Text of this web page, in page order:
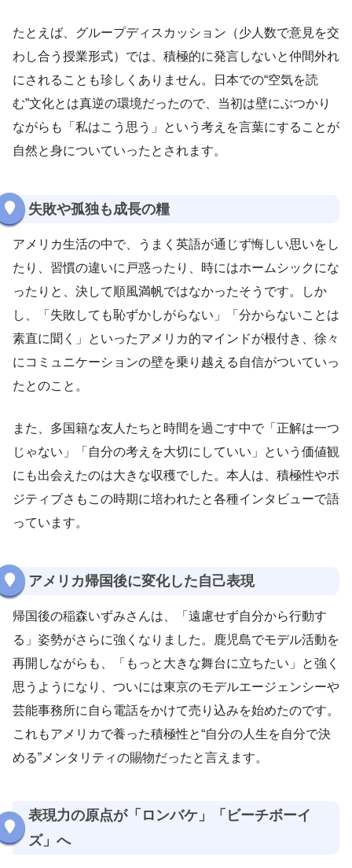
たとえば、グループディスカッション（少人数で意見を交
わし合う授業形式）では、積極的に発言しないと仲間外れ
にされることも珍しくありません。日本での“空気を読
む”文化とは真逆の環境だったので、当初は壁にぶつかり
ながらも「私はこう思う」という考えを言葉にすることが
自然と身についていったとされます。
失敗や孤独も成長の糧
アメリカ生活の中で、うまく英語が通じず悔しい思いをし
たり、習慣の違いに戸惑ったり、時にはホームシックにな
ったりと、決して順風満帆ではなかったそうです。しか
し、「失敗しても恥ずかしがらない」「分からないことは
素直に聞く」といったアメリカ的マインドが根付き、徐々
にコミュニケーションの壁を乗り越える自信がついていっ
たとのこと。
また、多国籍な友人たちと時間を過ごす中で「正解は一つ
じゃない」「自分の考えを大切にしていい」という価値観
にも出会えたのは大きな収穫でした。本人は、積極性やポ
ジティブさもこの時期に培われたと各種インタビューで語
っています。
アメリカ帰国後に変化した自己表現
帰国後の稲森いずみさんは、「遠慮せず自分から行動す
る」姿勢がさらに強くなりました。鹿児島でモデル活動を
再開しながらも、「もっと大きな舞台に立ちたい」と強く
思うようになり、ついには東京のモデルエージェンシーや
芸能事務所に自ら電話をかけて売り込みを始めたのです。
これもアメリカで養った積極性と“自分の人生を自分で決
める”メンタリティの賜物だったと言えます。
表現力の原点が「ロンバケ」「ビーチボーイ
ズ」へ